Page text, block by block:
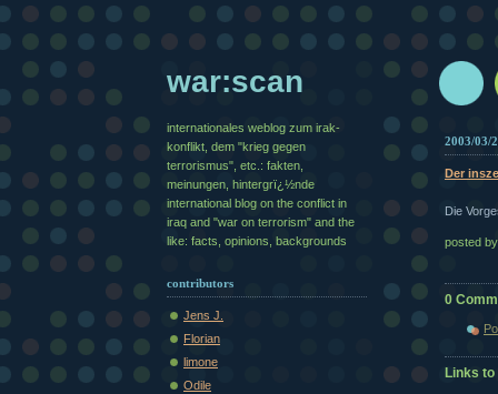
2003/03/
Der
Die
posted
0
Links
war:scan
internationales weblog zum irak-
konflikt, dem "krieg gegen
terrorismus", etc.: fakten,
meinungen, hintergrï¿½nde
international blog on the conflict in
iraq and "war on terrorism" and the
like: facts, opinions, backgrounds
contributors
Jens J.
Florian
limone
Odile